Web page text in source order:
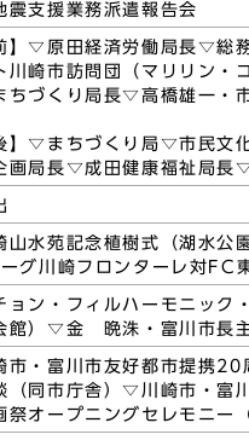
震支援業務派遣報告会
】▽原田経済労働局長▽
川崎市訪問団（マリリン
ちづくり局長▽高橋雄一・
】▽まちづくり局▽市民文
画局長▽成田健康福祉局長
水苑記念植樹式（湖水公
グ川崎フロンターレ対FC
ン・フィルハーモニック
館）▽金 晩洙・富川市長主
市・富川市友好都市提携
（同市庁舎）▽川崎市・富
祭オープニングセレモニ